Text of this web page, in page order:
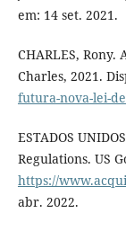
em: 14 set. 2021.
CHARLES,
Charles, 2021.
futura-nova-lei-
ESTADOS
Regulations. US
https://
abr. 2022.